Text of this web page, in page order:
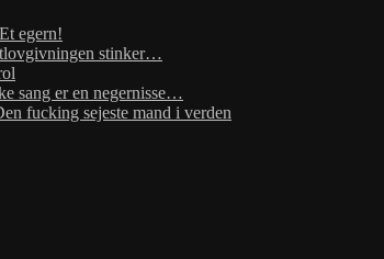
egern!
stinker…
sang er en negernisse…
fucking sejeste mand i verden